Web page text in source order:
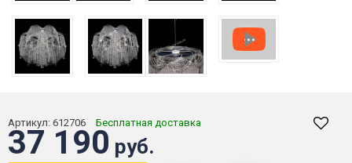
Артикул: 612706 Бесплатная доставка
37 190 руб.